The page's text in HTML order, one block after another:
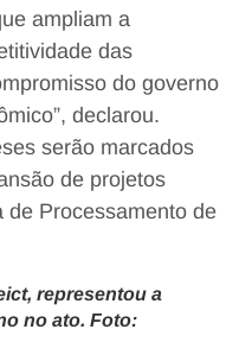
ampliam a
das
do governo
declarou.
serão marcados
de projetos
de Processamento de
representou a
no ato. Foto: